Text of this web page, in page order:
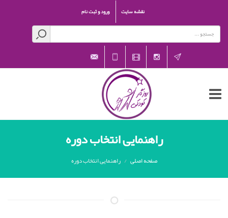
نقشه سایت ورود و ثبت نام
Instagram
aparat
021-
26601541
راهنمایی انتخاب دوره
صفحه اصلی راهنمایی انتخاب دوره